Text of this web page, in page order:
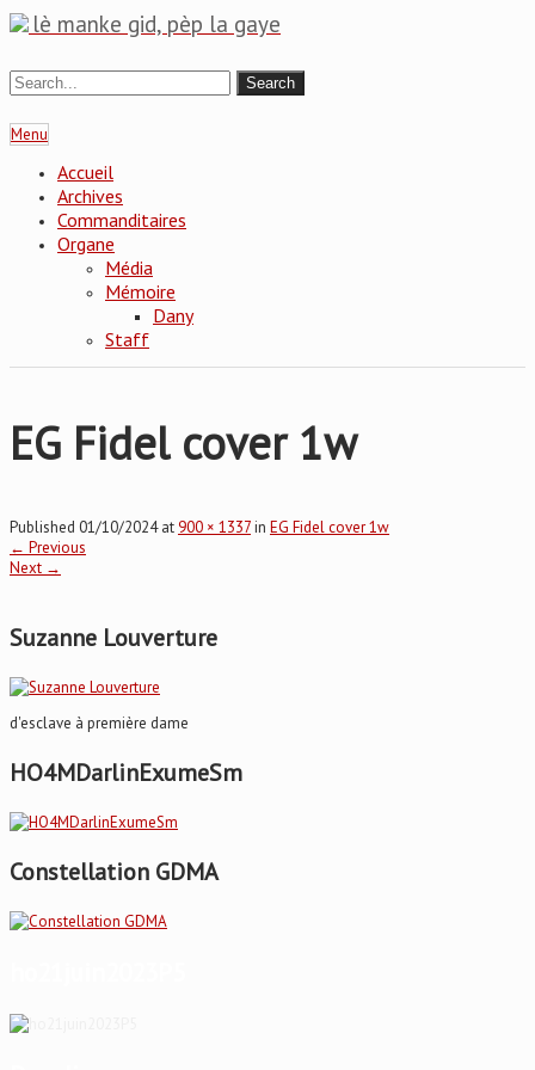
lè manke gid, pèp la gaye
Menu
Accueil
Archives
Commanditaires
Organe
Média
Mémoire
Dany
Staff
EG Fidel cover 1w
Published 01/10/2024at 900 × 1337in EG Fidel cover 1w
← Previous
Next →
Suzanne Louverture
d'esclave à première dame
HO4MDarlinExumeSm
Constellation GDMA